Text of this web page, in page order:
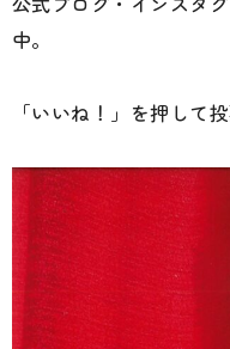
中。
「いいね！」を押して